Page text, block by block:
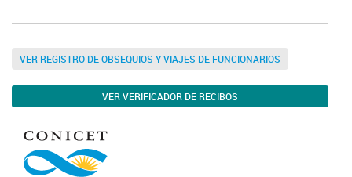
VER REGISTRO DE OBSEQUIOS Y VIAJES DE FUNCIONARIOS
VER VERIFICADOR DE RECIBOS